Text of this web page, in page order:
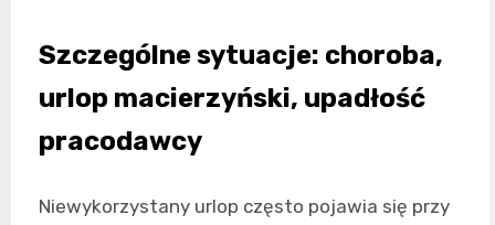
Szczególne sytuacje: choroba,
urlop macierzyński, upadłość
pracodawcy
Niewykorzystany urlop często pojawia się przy